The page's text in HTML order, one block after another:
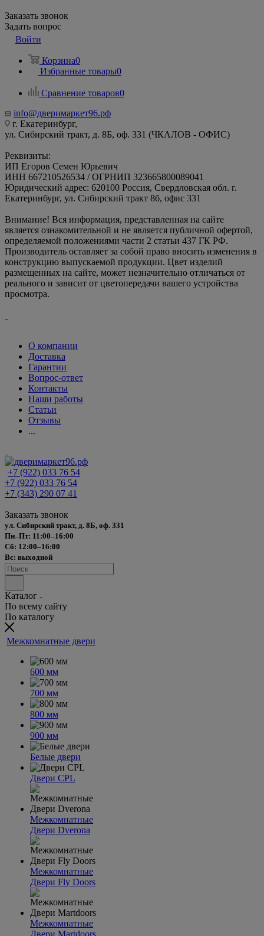
Заказать звонок
Задать вопрос
Войти
Корзина0
Избранные товары0
Сравнение товаров0
info@дверимаркет96.рф
г. Екатеринбург,
ул. Сибирский тракт, д. 8Б, оф. 331 (ЧКАЛОВ - ОФИС)
Реквизиты:
ИП Егоров Семен Юрьевич
ИНН 667210526534 / ОГРНИП 323665800089041
Юридический адрес: 620100 Россия, Свердловская обл. г.
Екатеринбург, ул. Сибирский тракт 8б, офис 331
Внимание! Вся информация, представленная на сайте
является ознакомительной и не является публичной офертой,
определяемой положениями части 2 статьи 437 ГК РФ.
Производитель оставляет за собой право вносить изменения в
конструкцию выпускаемой продукции. Цвет изделий
размещенных на сайте, может незначительно отличаться от
реального и зависит от цветопередачи вашего устройства
просмотра.
О компании
Доставка
Гарантии
Вопрос-ответ
Контакты
Наши работы
Статьи
Отзывы
...
+7 (922) 033 76 54
+7 (922) 033 76 54
+7 (343) 290 07 41
Заказать звонок
ул. Сибирский тракт, д. 8Б, оф. 331
Пн–Пт: 11:00–16:00
Сб: 12:00–16:00
Вс: выходной
Каталог
По всему сайту
По каталогу
Межкомнатные двери
600 мм
700 мм
800 мм
900 мм
Белые двери
Двери CPL
Межкомнатные
Двери Dverona
Межкомнатные
Двери Fly Doors
Межкомнатные
Двери Martdoors